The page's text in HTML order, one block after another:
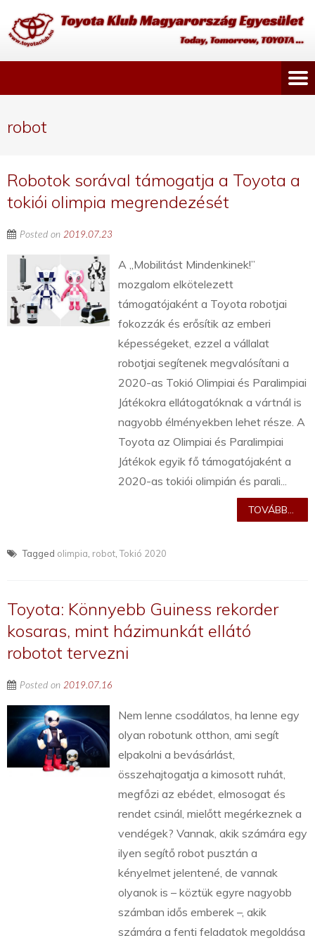
robot
Robotok sorával támogatja a Toyota a
tokiói olimpia megrendezését
Posted on 2019.07.23
A „Mobilitást Mindenkinek!”
mozgalom elkötelezett
támogatójaként a Toyota robotjai
fokozzák és erősítik az emberi
képességeket, ezzel a vállalat
robotjai segítenek megvalósítani a
2020-as Tokió Olimpiai és Paralimpiai
Játékokra ellátogatóknak a vártnál is
nagyobb élményekben lehet része. A
Toyota az Olimpiai és Paralimpiai
Játékok egyik fő támogatójaként a
2020-as tokiói olimpián és parali...
TOVÁBB...
Tagged olimpia robot ,Tokió 2020
Toyota: Könnyebb Guiness rekorder
kosaras, mint házimunkát ellátó
robotot tervezni
Posted on 2019.07.16
Nem lenne csodálatos, ha lenne egy
olyan robotunk otthon, ami segít
elpakolni a bevásárlást,
összehajtogatja a kimosott ruhát,
megfőzi az ebédet, elmosogat és
rendet csinál, mielőtt megérkeznek a
vendégek? Vannak, akik számára egy
ilyen segítő robot pusztán a
kényelmet jelentené, de vannak
olyanok is – köztük egyre nagyobb
számban idős emberek –, akik
számára a fenti feladatok megoldása